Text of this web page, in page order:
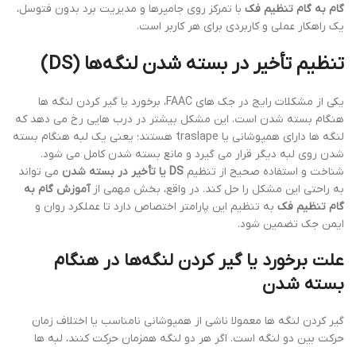
گام به گام تنظیم فک با تمرکز روی جامپرها و مدیریت برد بدون فتوسل،
یک راهکار عملی و کاربردی برای هر کاربر است.
تنظیم تأخیر در بسته شدن لنگه‌ها (DS)
یکی از مشکلات رایج در جک های FAAC، برخورد یا گیر کردن لنگه ها
هنگام بسته شدن است. این مشکل بیشتر در درب هایی رخ می دهد که
لنگه ها دارای همپوشانی یا traslape هستند؛ یعنی یک لبه هنگام بسته
شدن روی لبه دیگر قرار می گیرد و مانع بسته شدن کامل می شود.
شناخت و استفاده صحیح از تنظیم DS یا تأخیر در بسته شدن
می تواند
به راحتی این مشکل را حل کند. در واقع، بخش مهمی ازآموزش گام به
گام تنظیم فک به تنظیم این پارامتر اختصاص دارد تا عملکرد روان و
ایمن جک تضمین شود.
علت برخورد یا گیر کردن لنگه‌ها در هنگام
بسته شدن
گیر کردن لنگه ها معمولا ناشی از همپوشانی نامناسب یا اختلاف زمان
حرکت بین دو لنگه است. اگر هر دو لنگه همزمان حرکت کنند، لبه ها